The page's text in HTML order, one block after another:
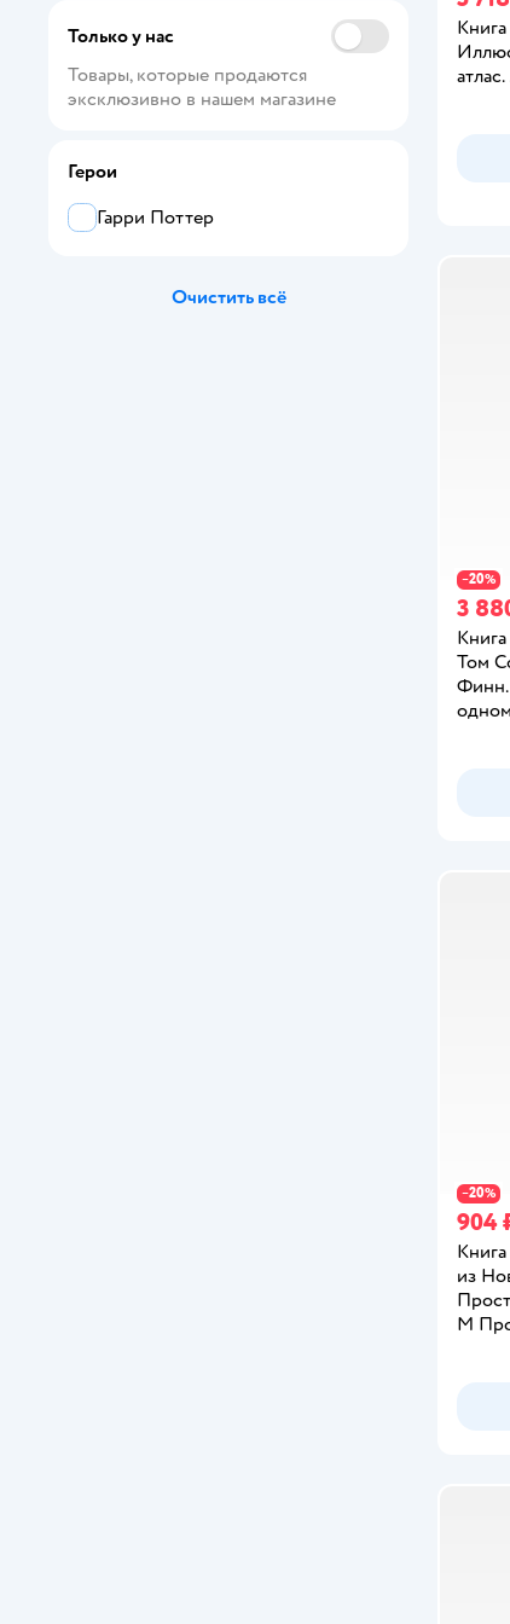
−20%
3
Том
Финн.
−20%
904
из
М
Afi Design
Amabook
ArtFox
Только у нас
Товары, которые продаются
эксклюзивно в нашем магазине
Герои
Гарри Поттер
Очистить всё